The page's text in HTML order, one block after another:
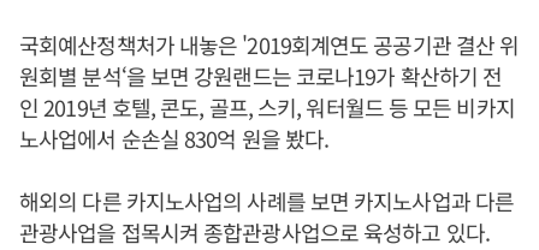
국회예산정책처가 내놓은 '2019회계연도 공공기관 결산 위
원회별 분석‘을 보면 강원랜드는 코로나19가 확산하기 전
인 2019년 호텔, 콘도, 골프, 스키, 워터월드 등 모든 비카지
노사업에서 순손실 830억 원을 봤다.
해외의 다른 카지노사업의 사례를 보면 카지노사업과 다른
관광사업을 접목시켜 종합관광사업으로 육성하고 있다.